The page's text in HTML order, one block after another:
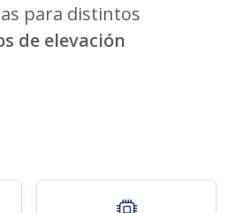
para distintos
de elevación